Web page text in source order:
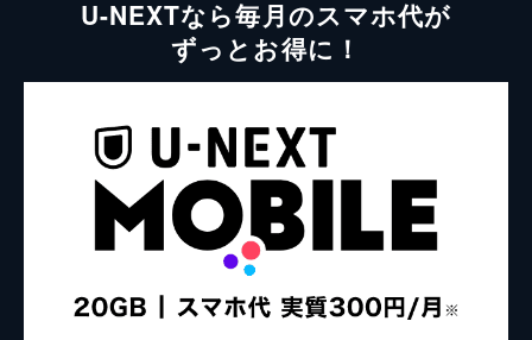
U-NEXTなら毎月のスマホ代が
ずっとお得に！